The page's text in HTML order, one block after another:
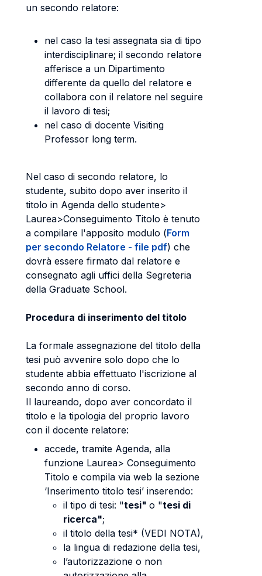
un secondo relatore:
nel caso la tesi assegnata sia di tipo
interdisciplinare; il secondo relatore
afferisce a un Dipartimento
differente da quello del relatore e
collabora con il relatore nel seguire
il lavoro di tesi;
nel caso di docente Visiting
Professor long term.
Nel caso di secondo relatore, lo
studente, subito dopo aver inserito il
titolo in Agenda dello studente>
Laurea>Conseguimento Titolo è tenuto
a compilare l'apposito modulo (Form
per secondo Relatore - file pdf) che
dovrà essere firmato dal relatore e
consegnato agli uffici della Segreteria
della Graduate School.
Procedura di inserimento del titolo
La formale assegnazione del titolo della
tesi può avvenire solo dopo che lo
studente abbia effettuato l'iscrizione al
secondo anno di corso.
Il laureando, dopo aver concordato il
titolo e la tipologia del proprio lavoro
con il docente relatore:
accede, tramite Agenda, alla
funzione Laurea> Conseguimento
Titolo e compila via web la sezione
‘Inserimento titolo tesi’ inserendo:
il tipo di tesi: "tesi" o "tesi di
ricerca";
il titolo della tesi* (VEDI NOTA),
la lingua di redazione della tesi,
l’autorizzazione o non